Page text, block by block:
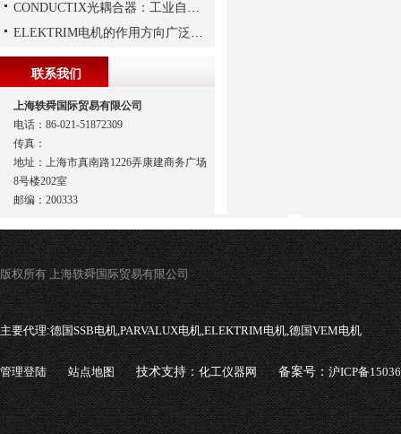
CONDUCTIX光耦合器：工业自动化的“安全信使”
ELEKTRIM电机的作用方向广泛且多元化
联系我们
上海轶舜国际贸易有限公司
电话：86-021-51872309
传真：
地址：上海市真南路1226弄康建商务广场
8号楼202室
邮编：200333
版权所有 上海轶舜国际贸易有限公司
主要代理:德国SSB电机,PARVALUX电机,ELEKTRIM电机,德国VEM电机
管理登陆 站点地图 技术支持：化工仪器网 备案号：沪ICP备